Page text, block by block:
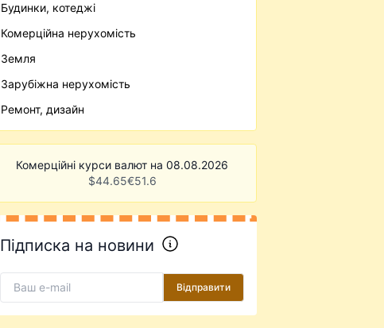
Будинки, котеджі
Комерційна нерухомість
Земля
Зарубіжна нерухомість
Ремонт, дизайн
Комерційні курси валют на 08.08.2026
$44.65€51.6
Підписка на новини
Відправити